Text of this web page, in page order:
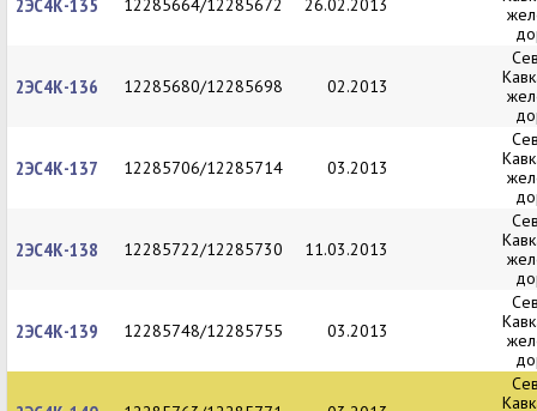
2ЭС4К-135 12285664/12285672 26.02.2013
2ЭС4К-136 12285680/12285698 02.2013
2ЭС4К-137 12285706/12285714 03.2013
2ЭС4К-138 12285722/12285730 11.03.2013
2ЭС4К-139 12285748/12285755 03.2013